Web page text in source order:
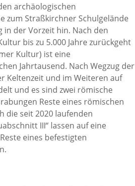
archäologischen
zum Straßkirchner Schulgelände
in der Vorzeit hin. Nach den
bis zu 5.000 Jahre zurückgeht
Kultur) ist eine
Jahrtausend. Nach Wegzug der
Keltenzeit und im Weiteren auf
und es sind zwei römische
Reste eines römischen
die seit 2020 laufenden
III“ lassen auf eine
eines befestigten